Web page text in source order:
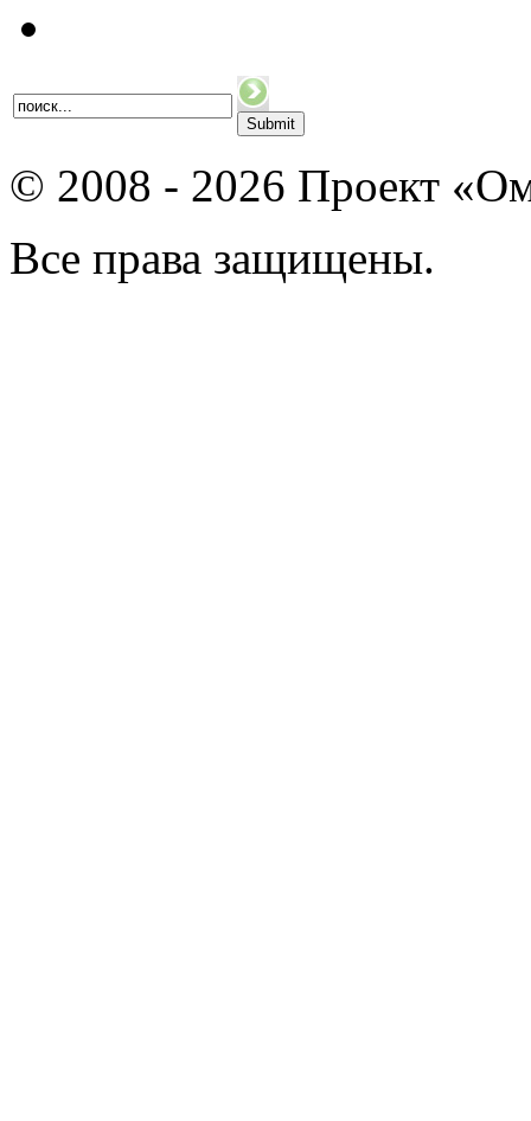
© 2008 - 2026 Проект
Все права защищены.